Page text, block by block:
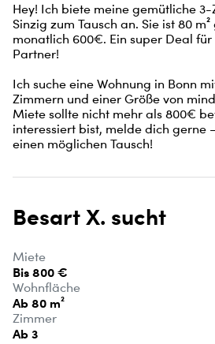
Hey! Ich biete meine gemütliche
Sinzig zum Tausch an. Sie ist 80
monatlich 600€. Ein super Deal
Partner!
Ich suche eine Wohnung in Bonn
Zimmern und einer Größe von
Miete sollte nicht mehr als 800€
interessiert bist, melde dich gerne
einen möglichen Tausch!
Besart X. sucht
Miete
Bis 800 €
Wohnfläche
Ab 80 m²
Zimmer
Ab 3